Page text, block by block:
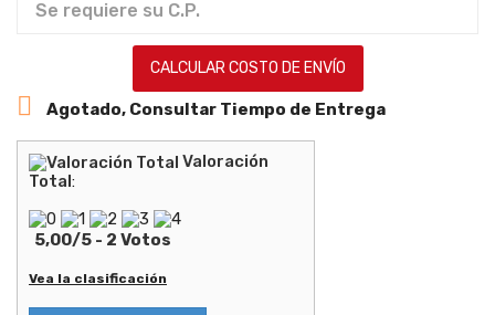
CALCULAR COSTO DE ENVÍO
 Agotado, Consultar Tiempo de Entrega
Valoración
Total:
5,00/5 - 2 Votos
Vea la clasificación